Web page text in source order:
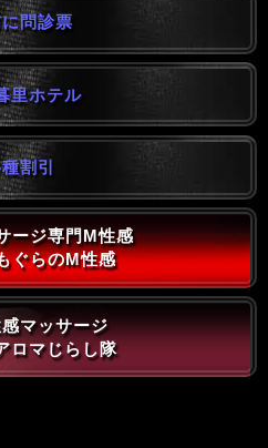
問診票
里ホテル
割引
ージ専門M性感
ぐらのM性感
マッサージ
ロマじらし隊